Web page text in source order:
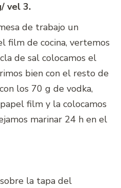
vel 3.
de trabajo un
film de cocina, vertemos
de sal colocamos el
bien con el resto de
los 70 g de vodka,
film y la colocamos
marinar 24 h en el
la tapa del